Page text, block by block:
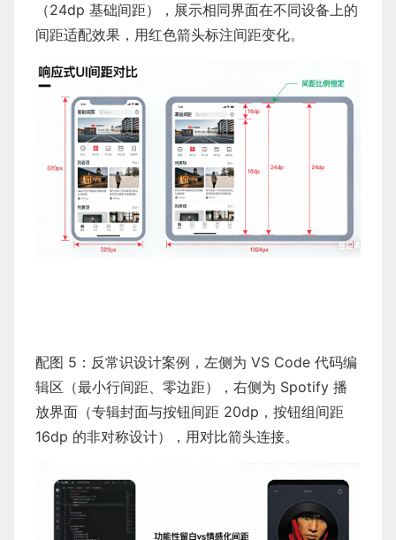
（24dp 基础间距），展示相同界面在不同设备上的
间距适配效果，用红色箭头标注间距变化。
配图 5：反常识设计案例，左侧为 VS Code 代码编
辑区（最小行间距、零边距），右侧为 Spotify 播
放界面（专辑封面与按钮间距 20dp，按钮组间距
16dp 的非对称设计），用对比箭头连接。